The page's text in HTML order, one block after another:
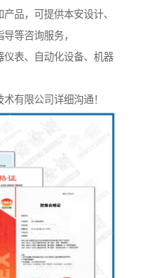
品，可提供本安设计、
等咨询服务，
仪表、自动化设备、机器
有限公司详细沟通！